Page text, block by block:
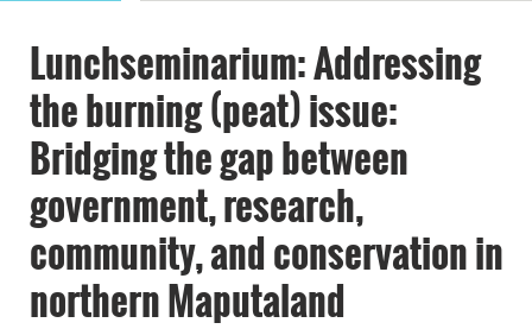
Lunchseminarium: Addressing
the burning (peat) issue:
Bridging the gap between
government, research,
community, and conservation in
northern Maputaland